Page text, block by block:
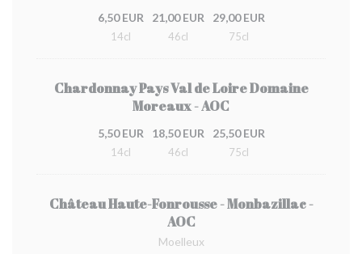
6,50 EUR
14cl
21,00 EUR
46cl
29,00 EUR
75cl
Chardonnay Pays Val de Loire Domaine
Moreaux - AOC
5,50 EUR
14cl
18,50 EUR
46cl
25,50 EUR
75cl
Château Haute-Fonrousse - Monbazillac -
AOC
Moelleux